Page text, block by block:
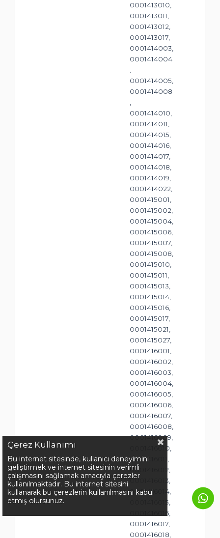
0001413010,
0001413011,
0001413012,
0001413017,
0001414003,
0001414004
0001414005,
0001414008
0001414010,
0001414011,
0001414015,
0001414016,
0001414017,
0001414018,
0001414019,
0001414022,
0001415001,
0001415002,
0001415004,
0001415006,
0001415007,
0001415008,
0001415010,
0001415011,
0001415013,
0001415014,
0001415016,
0001415017,
0001415021,
0001415027,
0001416001,
0001416002,
0001416003,
0001416004,
0001416005,
0001416006,
0001416007,
0001416008,
0001416009,
0001416010,
0001416011,
0001416012,
0001416013,
0001416014,
0001416015,
0001416016,
0001416017,
0001416018,
Çerez Kullanımı
Bu internet sitesinde, kullanıcı deneyimini
geliştirmek ve internet sitesinin verimli
çalışmasını sağlamak amacıyla çerezler
kullanılmaktadır. Bu internet sitesini
kullanarak bu çerezlerin kullanılmasını kabul
etmiş olursunuz.